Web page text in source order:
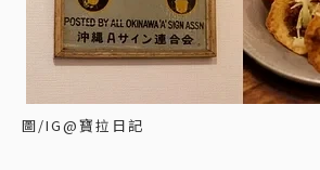
圖/IG@寶拉日記